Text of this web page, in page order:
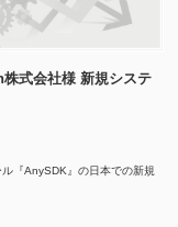
式会社様 新規システ
『AnySDK』の日本での新規